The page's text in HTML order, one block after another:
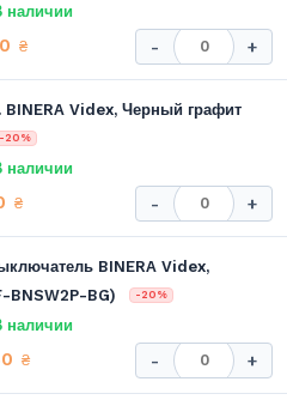
наличии
₴ - +
Videx, Черный графит
-20%
наличии
₴ - +
BINERA Videx,
BNSW2P-BG)
-20%
наличии
₴ - +